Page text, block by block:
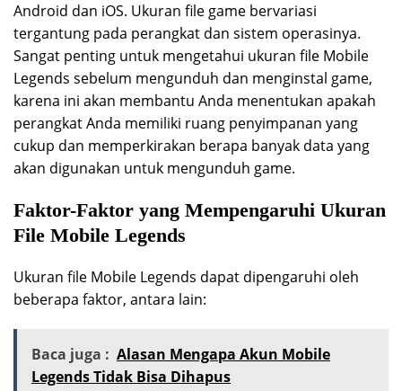
Android dan iOS. Ukuran file game bervariasi
tergantung pada perangkat dan sistem operasinya.
Sangat penting untuk mengetahui ukuran file Mobile
Legends sebelum mengunduh dan menginstal game,
karena ini akan membantu Anda menentukan apakah
perangkat Anda memiliki ruang penyimpanan yang
cukup dan memperkirakan berapa banyak data yang
akan digunakan untuk mengunduh game.
Faktor-Faktor yang Mempengaruhi Ukuran
File Mobile Legends
Ukuran file Mobile Legends dapat dipengaruhi oleh
beberapa faktor, antara lain:
Baca juga : Alasan Mengapa Akun Mobile
Legends Tidak Bisa Dihapus